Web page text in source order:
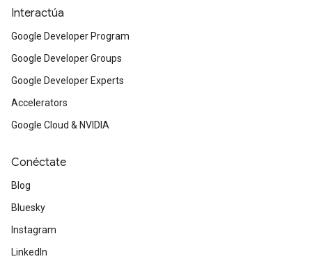
Interactúa
Google Developer Program
Google Developer Groups
Google Developer Experts
Accelerators
Google Cloud & NVIDIA
Conéctate
Blog
Bluesky
Instagram
LinkedIn